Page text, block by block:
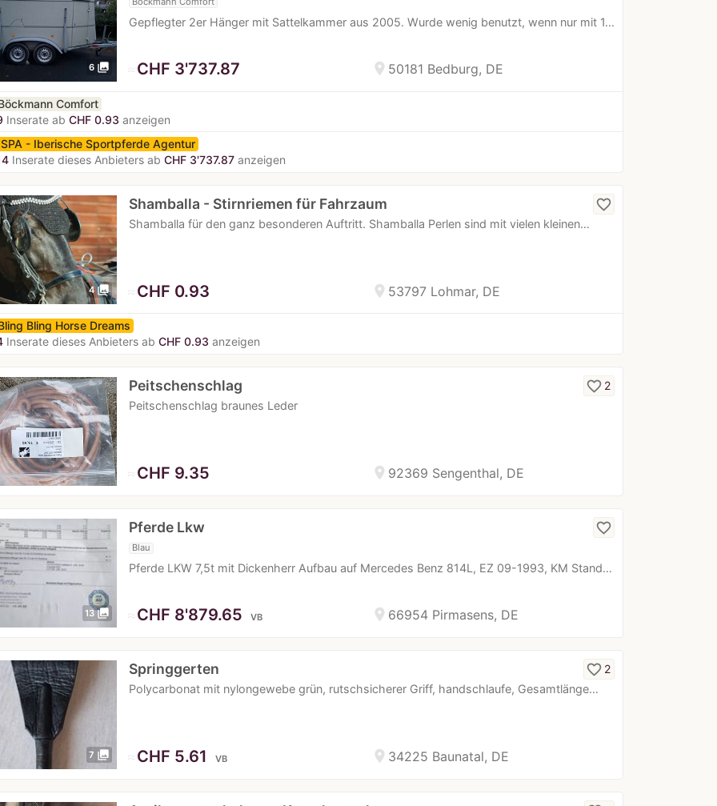
6 photo_library
Gepflegter 2er Hänger mit Sattelkammer aus 2005. Wurde wenig benutzt, wenn nur mit 1…
location_on 50181 Bedburg, DE
≈CHF 3'737.87
Comfort
Inserate ab CHF 0.93 anzeigen
- Iberische Sportpferde Agentur
Inserate dieses Anbieters ab CHF 3'737.87 anzeigen
4 photo_library
Shamballa - Stirnriemen für Fahrzaum
Shamballa für den ganz besonderen Auftritt. Shamballa Perlen sind mit vielen kleinen…
favorite_border
location_on 53797 Lohmar, DE
≈CHF 0.93
Bling Horse Dreams
Inserate dieses Anbieters ab CHF 0.93 anzeigen
Peitschenschlag
Peitschenschlag braunes Leder
favorite_border 2
location_on 92369 Sengenthal, DE
≈CHF 9.35
13 photo_library
Pferde Lkw
Blau
Pferde LKW 7,5t mit Dickenherr Aufbau auf Mercedes Benz 814L, EZ 09-1993, KM Stand…
favorite_border
location_on 66954 Pirmasens, DE
≈CHF 8'879.65 VB
7 photo_library
Springgerten
Polycarbonat mit nylongewebe grün, rutschsicherer Griff, handschlaufe, Gesamtlänge…
favorite_border 2
location_on 34225 Baunatal, DE
≈CHF 5.61 VB